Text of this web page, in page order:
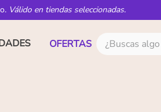
Válido en tiendas seleccionadas.
OFERTAS ¿Buscas algo